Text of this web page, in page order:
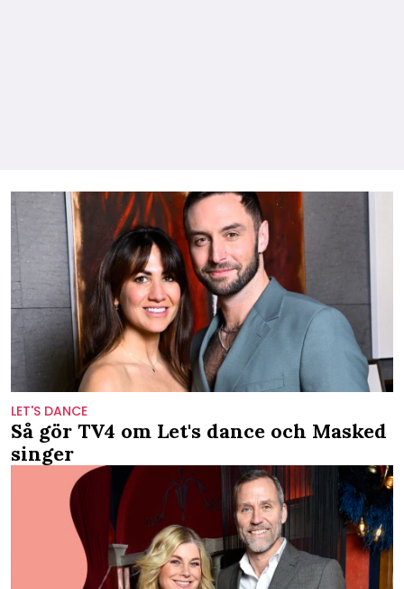
LET'S DANCE
Så gör TV4 om Let's dance och Masked
singer